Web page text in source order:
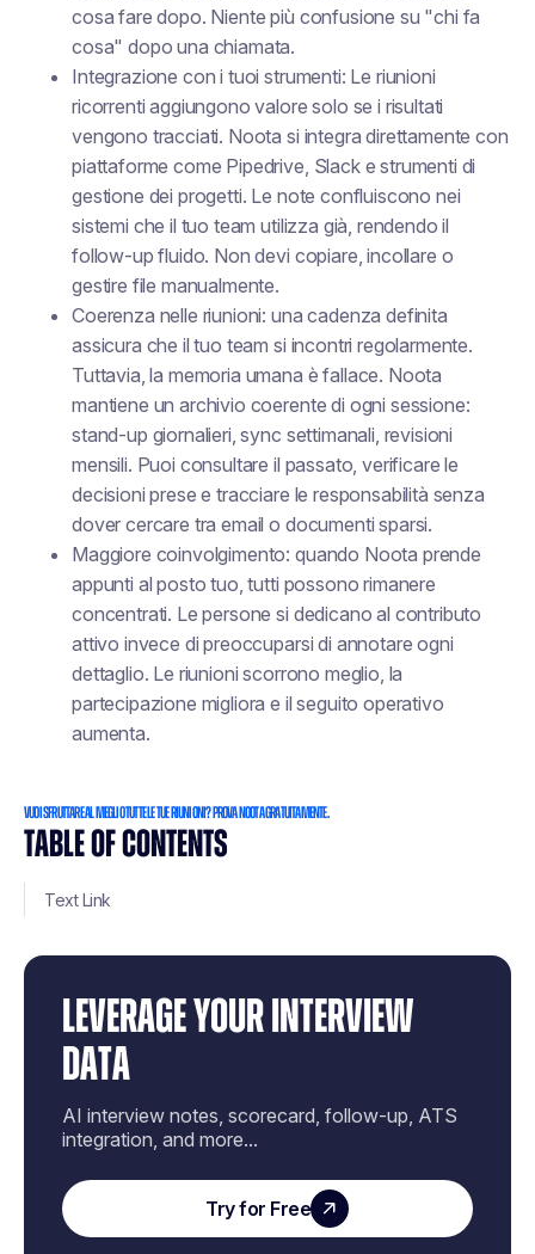
TABLE OF CONTENTS
Text Link
LEVERAGE YOUR INTERVIEW
DATA
AI interview notes, scorecard, follow-up, ATS
integration, and more...
Try for Free
cosa fare dopo. Niente più confusione su "chi fa
cosa" dopo una chiamata.
Integrazione con i tuoi strumenti: Le riunioni
ricorrenti aggiungono valore solo se i risultati
vengono tracciati. Noota si integra direttamente con
piattaforme come Pipedrive, Slack e strumenti di
gestione dei progetti. Le note confluiscono nei
sistemi che il tuo team utilizza già, rendendo il
follow-up fluido. Non devi copiare, incollare o
gestire file manualmente.
Coerenza nelle riunioni: una cadenza definita
assicura che il tuo team si incontri regolarmente.
Tuttavia, la memoria umana è fallace. Noota
mantiene un archivio coerente di ogni sessione:
stand-up giornalieri, sync settimanali, revisioni
mensili. Puoi consultare il passato, verificare le
decisioni prese e tracciare le responsabilità senza
dover cercare tra email o documenti sparsi.
Maggiore coinvolgimento: quando Noota prende
appunti al posto tuo, tutti possono rimanere
concentrati. Le persone si dedicano al contributo
attivo invece di preoccuparsi di annotare ogni
dettaglio. Le riunioni scorrono meglio, la
partecipazione migliora e il seguito operativo
aumenta.
Vuoi sfruttare al meglio tutte le tue riunioni? Prova Noota gratuitamente.